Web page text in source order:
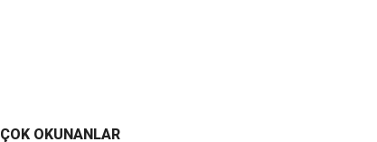
ÇOK OKUNANLAR